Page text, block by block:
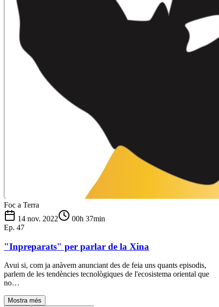
Foc a Terra
14 nov. 2022
00h 37min
Ep. 47
"Inpreparats" per parlar de la Xina
Avui si, com ja anàvem anunciant des de feia uns quants episodis,
parlem de les tendències tecnològiques de l'ecosistema oriental que
no…
Mostra més